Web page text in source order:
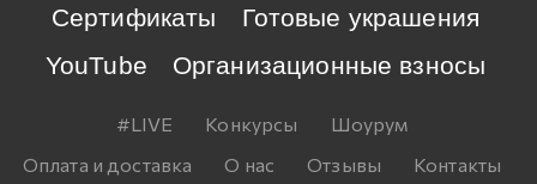
Сертификаты
Готовые украшения
YouTube
Организационные взносы
#LIVE Конкурсы
Шоурум
Оплата и доставка
О нас Отзывы
Контакты